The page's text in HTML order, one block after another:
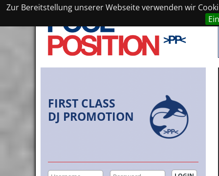
Zur Bereitstellung unserer Webseite verwenden wir
FIRST CLASS
DJ PROMOTION